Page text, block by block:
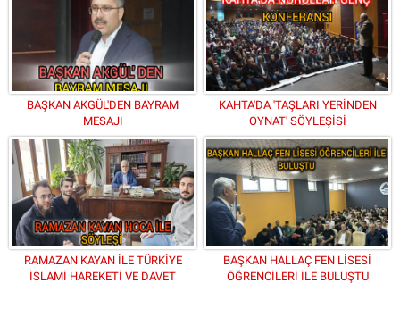
BAŞKAN AKGÜL'DEN BAYRAM
MESAJI
KAHTA'DA 'TAŞLARI YERİNDEN
OYNAT' SÖYLEŞİSİ
RAMAZAN KAYAN İLE TÜRKİYE
İSLAMİ HAREKETİ VE DAVET
BAŞKAN HALLAÇ FEN LİSESİ
ÖĞRENCİLERİ İLE BULUŞTU